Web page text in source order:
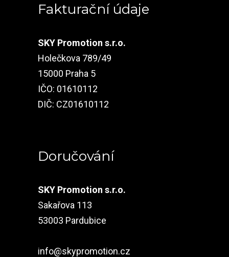
Fakturační údaje
SKY Promotion s.r.o.
Holečkova 789/49
15000 Praha 5
IČO: 01610112
DIČ: CZ01610112
Doručování
SKY Promotion s.r.o.
Sakařova 113
53003 Pardubice
info@skypromotion.cz